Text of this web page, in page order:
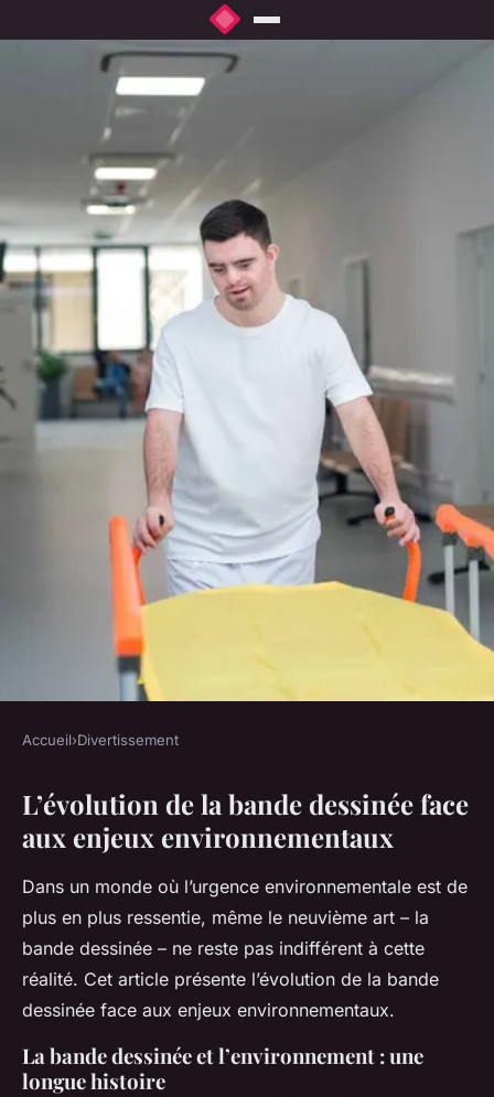
Comment la bande dessinée
intègre-t-elle les enjeux
environnementaux ?
Mathieu •21 janvier 2024 7 min de lecture
Accueil›Divertissement
L’évolution de la bande dessinée face
aux enjeux environnementaux
Dans un monde où l’urgence environnementale est de
plus en plus ressentie, même le neuvième art – la
bande dessinée – ne reste pas indifférent à cette
réalité. Cet article présente l’évolution de la bande
dessinée face aux enjeux environnementaux.
La bande dessinée et l’environnement : une
longue histoire